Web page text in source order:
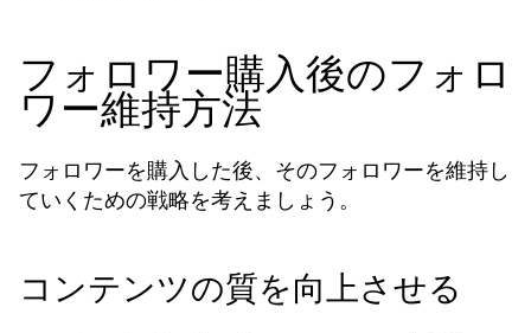
フォロワー購入後のフォロ
ワー維持方法
フォロワーを購入した後、そのフォロワーを維持し
ていくための戦略を考えましょう。
コンテンツの質を向上させる